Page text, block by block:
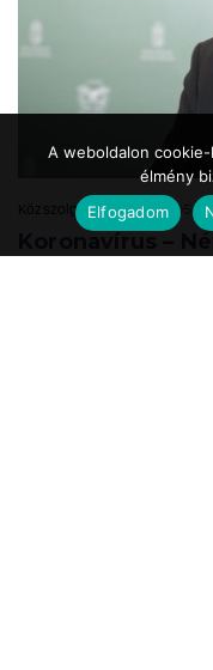
Közszolgálat.hu
A weboldalon
élmény
Elfogadom